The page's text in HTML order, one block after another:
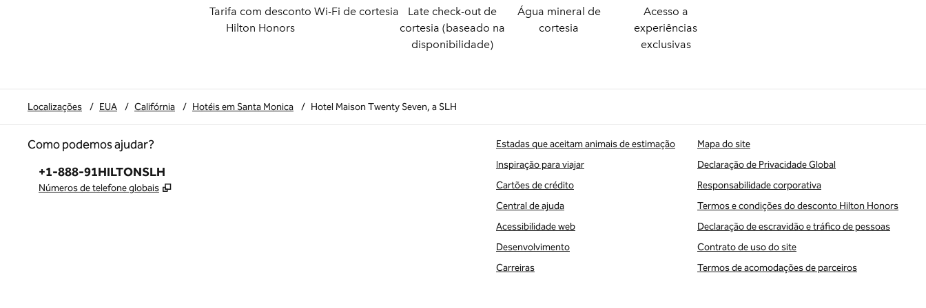
Tarifa com desconto
Hilton Honors
Wi-Fi de cortesia
Late check-out de
cortesia (baseado na
disponibilidade)
Água mineral de
cortesia
Acesso a
experiências
exclusivas
Localizações / EUA / Califórnia / Hotéis em Santa Monica / Hotel Maison Twenty Seven, a SLH
Como podemos ajudar?
Telefone:
+1-888-91HILTONSLH
Números de telefone globais ,
Estadas que aceitam animais de estimação
Inspiração para viajar
Cartões de crédito
Central de ajuda
Acessibilidade web
Desenvolvimento
Carreiras
Mapa do site
Declaração de Privacidade Global
Responsabilidade corporativa
Termos e condições do desconto Hilton Honors
Declaração de escravidão e tráfico de pessoas
Contrato de uso do site
Termos de acomodações de parceiros